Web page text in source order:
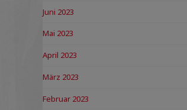
Juni 2023
Mai 2023
April 2023
März 2023
Februar 2023